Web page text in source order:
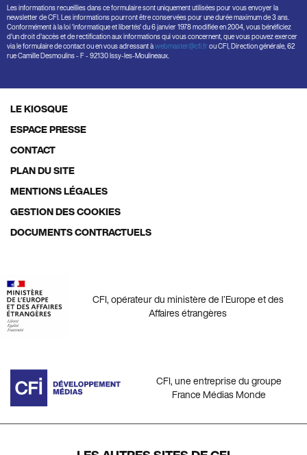
Les informations recueillies dans ce formulaire sont uniquement utilisées pour vous envoyer la
newsletter de CFI. Les informations pourront être conservées pour une durée maximum de 3 ans.
Conformément à la loi 'informatique et libertés' du 6 janvier 1978 modifiée en 2004, vous bénéficiez
d'un droit d'accès et de rectification aux informations qui vous concernent, que vous pouvez exercer
via le formulaire de contact ou en vous adressant àwebmaster@cfi.fr ou CFI, Direction générale, 62
rue Camille Desmoulins - F - 92130 Issy-les-Moulineaux.
Footer
menu
LE KIOSQUE
ESPACE PRESSE
CONTACT
PLAN DU SITE
MENTIONS LÉGALES
GESTION DES COOKIES
DOCUMENTS CONTRACTUELS
CFI, opérateur du ministère de l’Europe et des
Affaires étrangères
CFI, une entreprise du groupe
France Médias Monde